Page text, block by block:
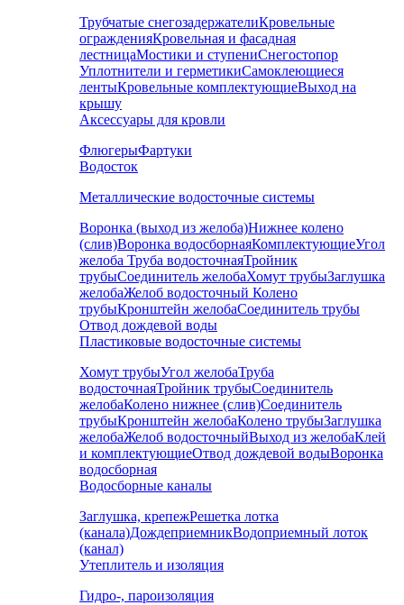
Трубчатые снегозадержателиКровельные
огражденияКровельная и фасадная
лестницаМостики и ступениСнегостопор
Уплотнители и герметикиСамоклеющиеся
лентыКровельные комплектующиеВыход на
крышу
Аксессуары для кровли
ФлюгерыФартуки
Водосток
Металлические водосточные системы
Воронка (выход из желоба)Нижнее колено
(слив)Воронка водосборнаяКомплектующиеУгол
желоба Труба водосточнаяТройник
трубыСоединитель желобаХомут трубыЗаглушка
желобаЖелоб водосточный Колено
трубыКронштейн желобаСоединитель трубы
Отвод дождевой воды
Пластиковые водосточные системы
Хомут трубыУгол желобаТруба
водосточнаяТройник трубыСоединитель
желобаКолено нижнее (слив)Соединитель
трубыКронштейн желобаКолено трубыЗаглушка
желобаЖелоб водосточныйВыход из желобаКлей
и комплектующиеОтвод дождевой водыВоронка
водосборная
Водосборные каналы
Заглушка, крепежРешетка лотка
(канала)ДождеприемникВодоприемный лоток
(канал)
Утеплитель и изоляция
Гидро-, пароизоляция